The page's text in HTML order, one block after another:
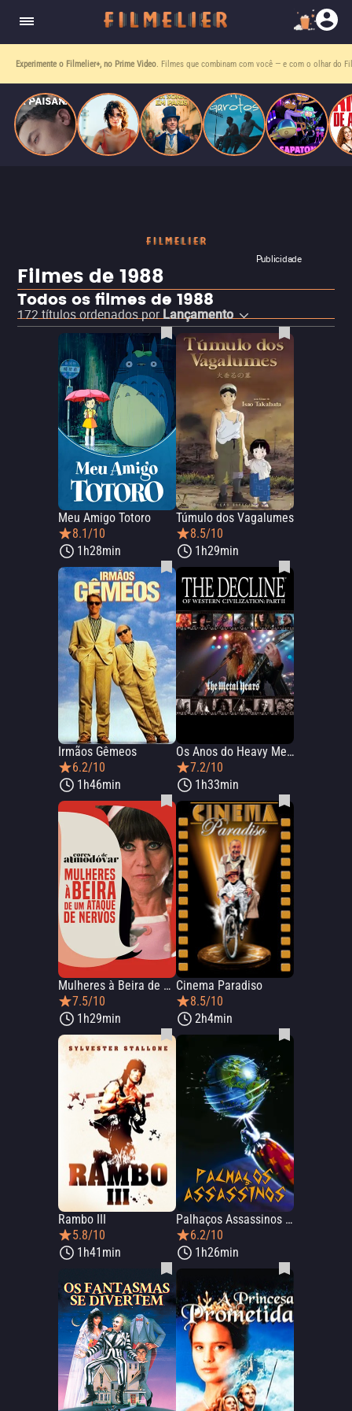
Experimente o Filmelier+, no Prime Video . Filmes que combinam com você — e com o olhar do
Publicidade
Filmes de 1988
Todos os filmes de 1988
172títulos ordenados por Lançamento
Meu Amigo Totoro
8.1/10
1h28min
Túmulo dos Vagalumes
8.5/10
1h29min
Irmãos Gêmeos
6.2/10
1h46min
Os Anos do Heavy Metal - O Declínio da Civilização Ocidental
7.2/10
1h33min
Mulheres à Beira de um Ataque de Nervos
7.5/10
1h29min
Cinema Paradiso
8.5/10
2h4min
Rambo III
5.8/10
1h41min
Palhaços Assassinos do Espaço Sideral
6.2/10
1h26min
quando se apaixona por um de seus alvos.